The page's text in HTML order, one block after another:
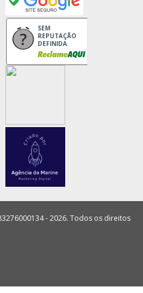
SEM
REPUTAÇÃO
DEFINIDA
- 2026. Todos os direitos